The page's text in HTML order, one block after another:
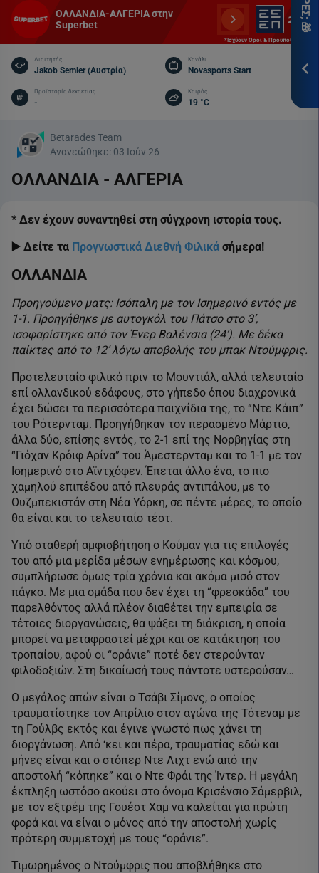
ΟΛΛΑΝΔΙΑ-ΑΛΓΕΡΙΑ στην
Superbet
*Ισχύουν Όροι & Προϋποθέσεις
Διαιτητής
Jakob Semler (Αυστρία)
Κανάλι
Novasports Start
Προϊστορία δεκαετίας
-
Καιρός
19 °C
Betarades Team
Ανανεώθηκε: 03 Ιούν 26
ΟΛΛΑΝΔΙΑ - ΑΛΓΕΡΙΑ
* Δεν έχουν συναντηθεί στη σύγχρονη ιστορία τους.
▶️ Δείτε τα Προγνωστικά Διεθνή Φιλικά σήμερα!
ΟΛΛΑΝΔΙΑ
Προηγούμενο ματς: Ισόπαλη με τον Ισημερινό εντός με
1-1. Προηγήθηκε με αυτογκόλ του Πάτσο στο 3’,
ισοφαρίστηκε από τον Ένερ Βαλένσια (24’). Με δέκα
παίκτες από το 12’ λόγω αποβολής του μπακ Ντούμφρις.
Προτελευταίο φιλικό πριν το Μουντιάλ, αλλά τελευταίο
επί ολλανδικού εδάφους, στο γήπεδο όπου διαχρονικά
έχει δώσει τα περισσότερα παιχνίδια της, το “Ντε Κάιπ”
του Ρότερνταμ. Προηγήθηκαν τον περασμένο Μάρτιο,
άλλα δύο, επίσης εντός, το 2-1 επί της Νορβηγίας στη
“Γιόχαν Κρόιφ Αρίνα” του Άμεστερνταμ και το 1-1 με τον
Ισημερινό στο Αϊντχόφεν. Έπεται άλλο ένα, το πιο
χαμηλού επιπέδου από πλευράς αντιπάλου, με το
Ουζμπεκιστάν στη Νέα Υόρκη, σε πέντε μέρες, το οποίο
θα είναι και το τελευταίο τέστ.
Υπό σταθερή αμφισβήτηση ο Κούμαν για τις επιλογές
του από μια μερίδα μέσων ενημέρωσης και κόσμου,
συμπλήρωσε όμως τρία χρόνια και ακόμα μισό στον
πάγκο. Με μια ομάδα που δεν έχει τη “φρεσκάδα” του
παρελθόντος αλλά πλέον διαθέτει την εμπειρία σε
τέτοιες διοργανώσεις, θα ψάξει τη διάκριση, η οποία
μπορεί να μεταφραστεί μέχρι και σε κατάκτηση του
τροπαίου, αφού οι “οράνιε” ποτέ δεν στερούνταν
φιλοδοξιών. Στη δικαίωσή τους πάντοτε υστερούσαν…
Ο μεγάλος απών είναι ο Τσάβι Σίμονς, ο οποίος
τραυματίστηκε τον Απρίλιο στον αγώνα της Τότεναμ με
τη Γούλβς εκτός και έγινε γνωστό πως χάνει τη
διοργάνωση. Από ‘κει και πέρα, τραυματίας εδώ και
μήνες είναι και ο στόπερ Ντε Λιχτ ενώ από την
αποστολή “κόπηκε” και ο Ντε Φράι της Ίντερ. Η μεγάλη
έκπληξη ωστόσο ακούει στο όνομα Κρισένσιο Σάμερβιλ,
με τον εξτρέμ της Γουέστ Χαμ να καλείται για πρώτη
φορά και να είναι ο μόνος από την αποστολή χωρίς
πρότερη συμμετοχή με τους “οράνιε”.
Τιμωρημένος ο Ντούμφρις που αποβλήθηκε στο